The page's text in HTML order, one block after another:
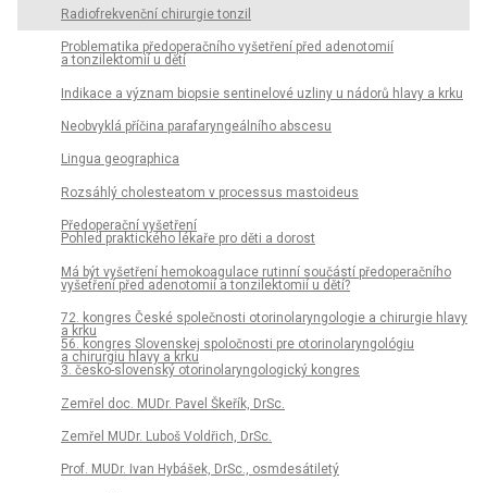
Radiofrekvenční chirurgie tonzil
Problematika předoperačního vyšetření před adenotomií
a tonzilektomií u dětí
Indikace a význam biopsie sentinelové uzliny u nádorů hlavy a krku
Neobvyklá příčina parafaryngeálního abscesu
Lingua geographica
Rozsáhlý cholesteatom v processus mastoideus
Předoperační vyšetření
Pohled praktického lékaře pro děti a dorost
Má být vyšetření hemokoagulace rutinní součástí předoperačního
vyšetření před adenotomií a tonzilektomií u dětí?
72. kongres České společnosti otorinolaryngologie a chirurgie hlavy
a krku
56. kongres Slovenskej spoločnosti pre otorinolaryngológiu
a chirurgiu hlavy a krku
3. česko-slovenský otorinolaryngologický kongres
Zemřel doc. MUDr. Pavel Škeřík, DrSc.
Zemřel MUDr. Luboš Voldřich, DrSc.
Prof. MUDr. Ivan Hybášek, DrSc., osmdesátiletý